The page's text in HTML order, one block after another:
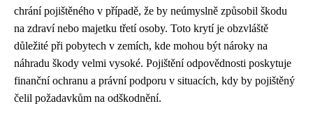
chrání pojištěného v případě, že by neúmyslně způsobil škodu
na zdraví nebo majetku třetí osoby. Toto krytí je obzvláště
důležité při pobytech v zemích, kde mohou být nároky na
náhradu škody velmi vysoké. Pojištění odpovědnosti poskytuje
finanční ochranu a právní podporu v situacích, kdy by pojištěný
čelil požadavkům na odškodnění.